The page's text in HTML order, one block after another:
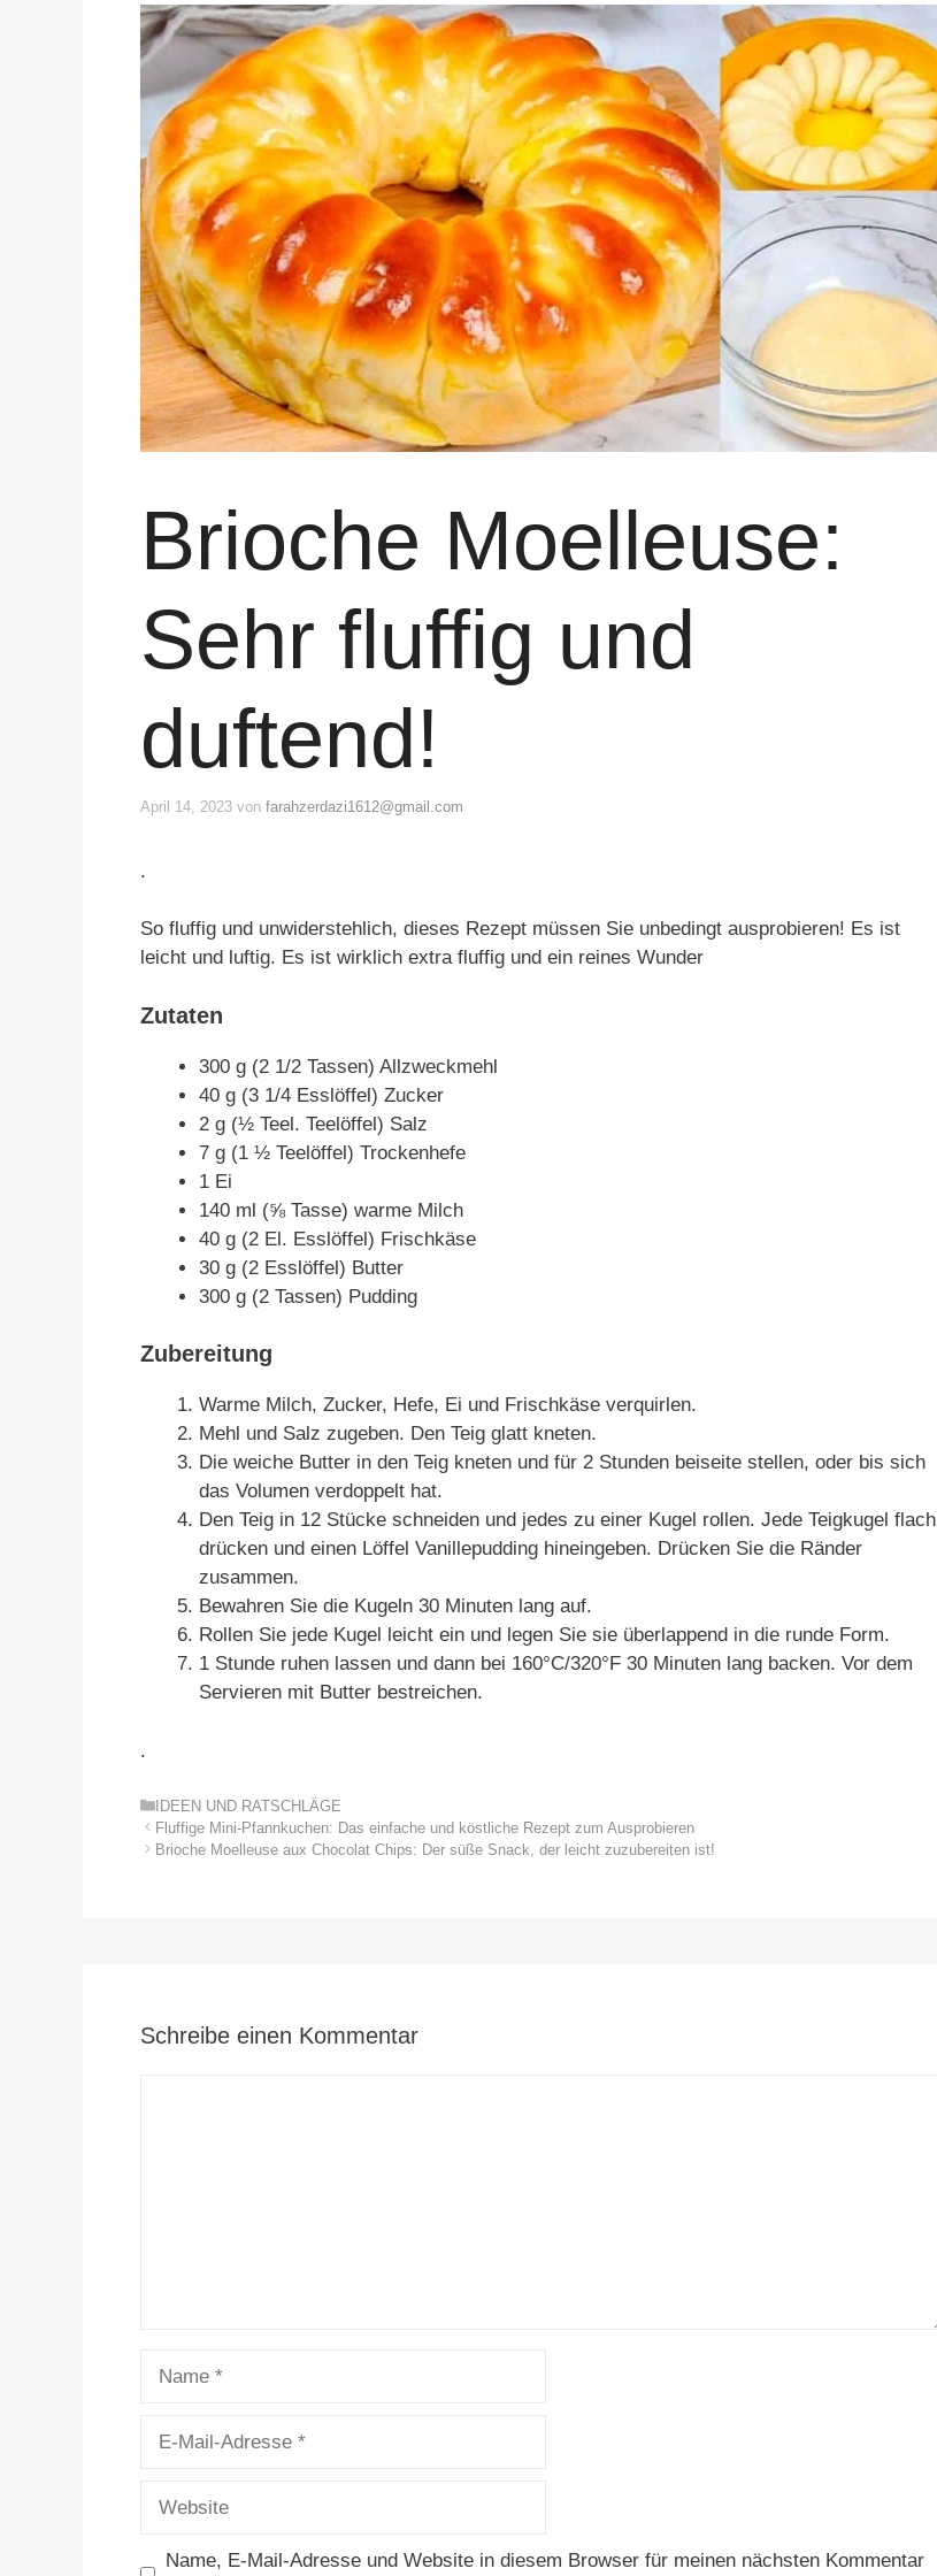
Brioche Moelleuse:
Sehr fluffig und
duftend!
April 14, 2023 von farahzerdazi1612@gmail.com
.
So fluffig und unwiderstehlich, dieses Rezept müssen Sie unbedingt ausprobieren! Es ist
leicht und luftig. Es ist wirklich extra fluffig und ein reines Wunder
Zutaten
300 g (2 1/2 Tassen) Allzweckmehl
40 g (3 1/4 Esslöffel) Zucker
2 g (½ Teel. Teelöffel) Salz
7 g (1 ½ Teelöffel) Trockenhefe
1 Ei
140 ml (⅝ Tasse) warme Milch
40 g (2 El. Esslöffel) Frischkäse
30 g (2 Esslöffel) Butter
300 g (2 Tassen) Pudding
Zubereitung
Warme Milch, Zucker, Hefe, Ei und Frischkäse verquirlen.
Mehl und Salz zugeben. Den Teig glatt kneten.
Die weiche Butter in den Teig kneten und für 2 Stunden beiseite stellen, oder bis sich
das Volumen verdoppelt hat.
Den Teig in 12 Stücke schneiden und jedes zu einer Kugel rollen. Jede Teigkugel flach
drücken und einen Löffel Vanillepudding hineingeben. Drücken Sie die Ränder
zusammen.
Bewahren Sie die Kugeln 30 Minuten lang auf.
Rollen Sie jede Kugel leicht ein und legen Sie sie überlappend in die runde Form.
1 Stunde ruhen lassen und dann bei 160°C/320°F 30 Minuten lang backen. Vor dem
Servieren mit Butter bestreichen.
.
Kategorien
IDEEN UND RATSCHLÄGE
Fluffige Mini-Pfannkuchen: Das einfache und köstliche Rezept zum Ausprobieren
Brioche Moelleuse aux Chocolat Chips: Der süße Snack, der leicht zuzubereiten ist!
Schreibe einen Kommentar
Name, E-Mail-Adresse und Website in diesem Browser für meinen nächsten Kommentar